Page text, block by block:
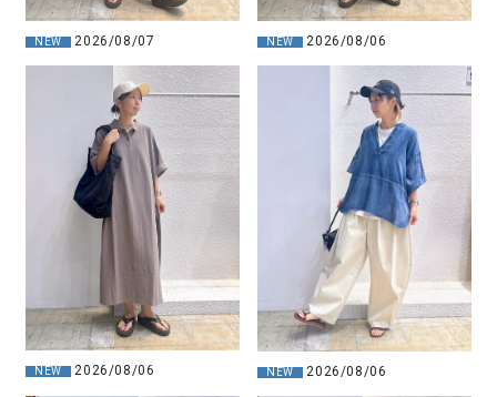
NEW 2026/08/07 NEW 2026/08/06
NEW 2026/08/06 NEW 2026/08/06